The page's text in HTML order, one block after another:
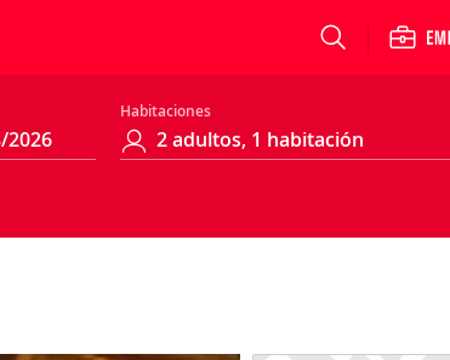
Habitaciones